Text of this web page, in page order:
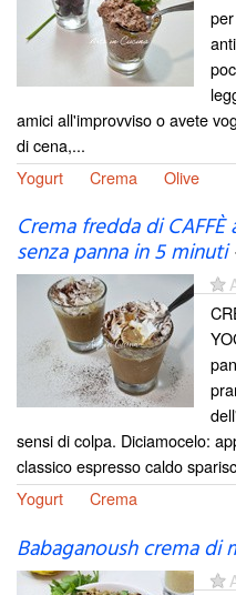
amici all'improvviso o avete
di cena,...
Yogurt
Crema Olive
Crema fredda di
senza panna in 5 minuti
sensi di colpa. Diciamocelo:
classico espresso caldo
Yogurt
Crema
Babaganoush crema di